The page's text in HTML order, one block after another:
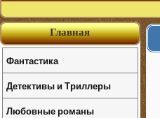
Главная
Фантастика
Детективы и Триллеры
Любовные романы